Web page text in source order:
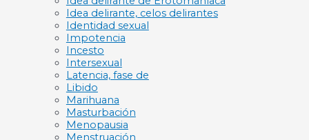
Idea delirante, celos delirantes
Identidad sexual
Impotencia
Incesto
Intersexual
Latencia, fase de
Libido
Marihuana
Masturbación
Menopausia
Menstruación